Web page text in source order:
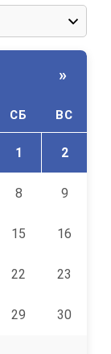
»
СБ ВС
1 2
8 9
15 16
22 23
29 30